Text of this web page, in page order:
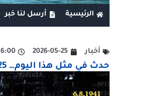
الرئيسية أرسل لنا خبر
أخبار 2026-05-25 6:00 ص
حدث في مثل هذا اليوم… 25 مايو أو 25 أيَّار أو 25 مايس أو 25 نوَّار أو يوم 25 \ 5